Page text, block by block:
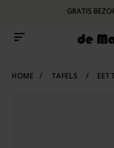
GRATIS
HOME / TAFELS /